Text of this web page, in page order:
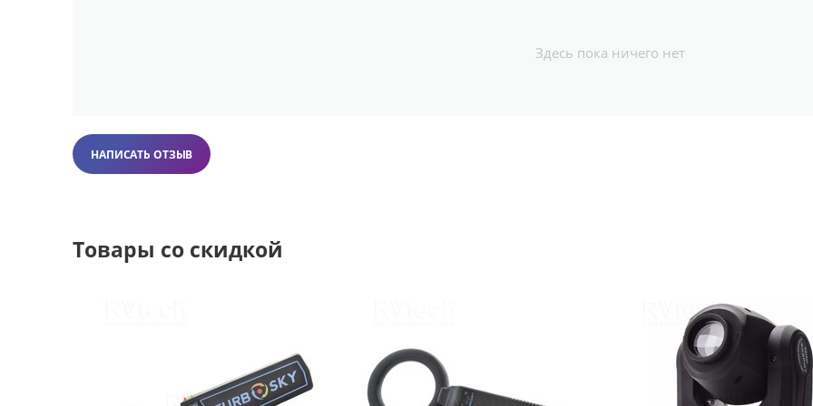
Здесь пока ничего нет
НАПИСАТЬ ОТЗЫВ
Товары со скидкой